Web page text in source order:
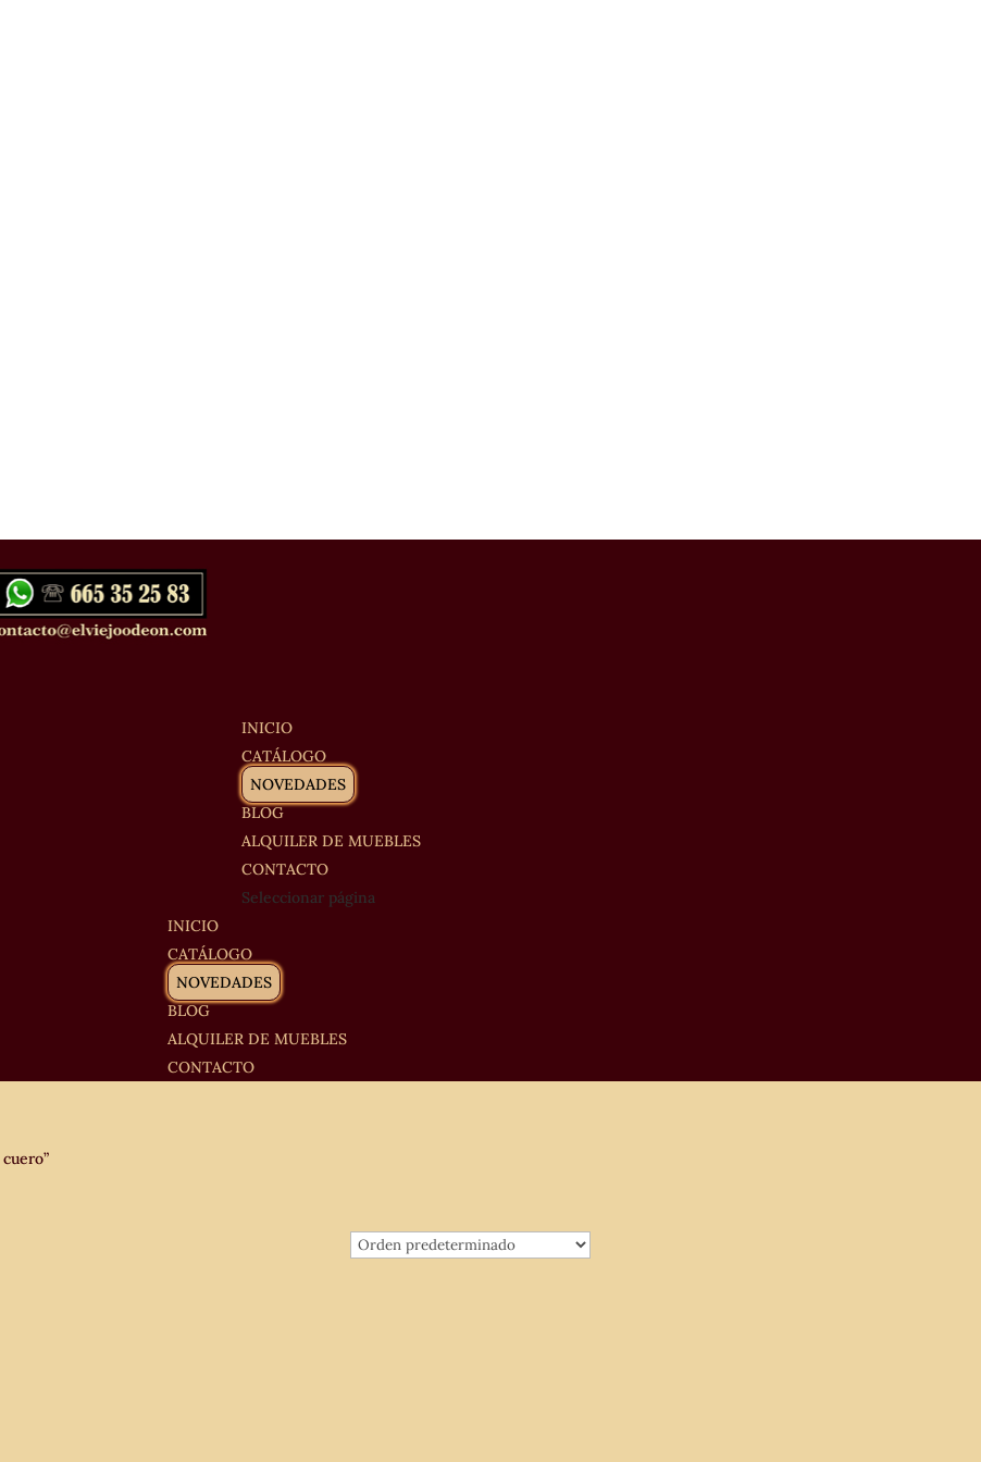
INICIO
CATÁLOGO
NOVEDADES
BLOG
ALQUILER DE MUEBLES
CONTACTO
Seleccionar página
INICIO
CATÁLOGO
NOVEDADES
BLOG
ALQUILER DE MUEBLES
CONTACTO